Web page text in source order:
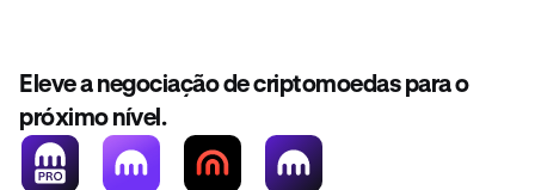
Eleve a negociação de criptomoedas para o
próximo nível.